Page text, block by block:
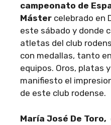
campeonato de
Máster celebrado en
este sábado y donde
atletas del club
con medallas, tanto
equipos. Oros, platas
manifiesto el
de este club rodense.
María José De Toro,